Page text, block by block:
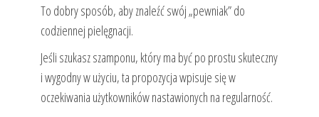
To dobry sposób, aby znaleźć swój „pewniak” do
codziennej pielęgnacji.
Jeśli szukasz szamponu, który ma być po prostu skuteczny
i wygodny w użyciu, ta propozycja wpisuje się w
oczekiwania użytkowników nastawionych na regularność.